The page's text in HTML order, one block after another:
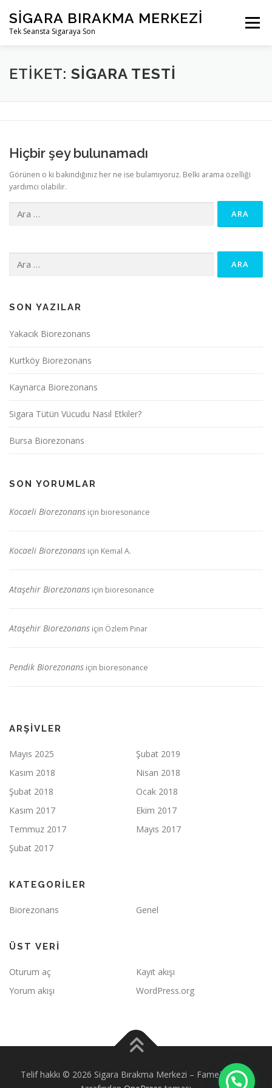
geçSIGARA BIRAKMA MERKEZI
Tek Seansta Sigaraya Son
Menü
ETIKET: SIGARA TESTI
Hiçbir şey bulunamadı
Görünen o ki bakındığınız her ne ise bulamıyoruz. Belki arama özelliği
yardımcı olabilir.
SON YAZILAR
Yakacık Biorezonans
Kurtköy Biorezonans
Kaynarca Biorezonans
Sigara Tütün Vücudu Nasıl Etkiler?
Bursa Biorezonans
SON YORUMLAR
Kocaeli Biorezonans için bioresonance
Kocaeli Biorezonans için Kemal A.
Ataşehir Biorezonans için bioresonance
Ataşehir Biorezonans için Özlem Pınar
Pendik Biorezonans için bioresonance
ARŞIVLER
Mayıs 2025
Şubat 2019
Kasım 2018
Nisan 2018
Şubat 2018
Ocak 2018
Kasım 2017
Ekim 2017
Temmuz 2017
Mayıs 2017
Şubat 2017
KATEGORILER
Biorezonans Genel
ÜST VERI
Oturum aç
Kayıt akışı
Yorum akışı
WordPress.org
Telif hakkı © 2026 Sigara Bırakma Merkezi – FameThemes